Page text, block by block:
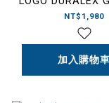
SET 玻璃杯 水杯
組兩入 灰色-
AC04
NT$1,980
加入購物車